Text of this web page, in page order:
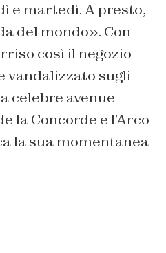
e martedì. A presto,
del mondo». Con
così il negozio
vandalizzato sugli
celebre avenue
la Concorde e l’Arco
la sua momentanea